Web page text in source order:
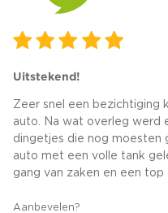
Uitstekend!
Zeer snel een bezichtiging
auto. Na wat overleg werd
dingetjes die nog moesten
auto met een volle tank
gang van zaken en een
Aanbevelen?